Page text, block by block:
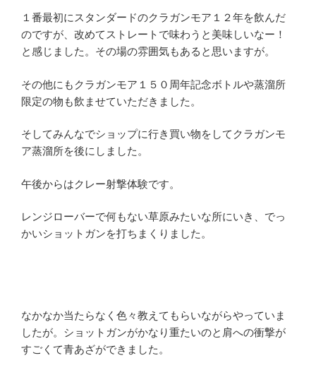
１番最初にスタンダードのクラガンモア１２年を飲んだ
のですが、改めてストレートで味わうと美味しいなー！
と感じました。その場の雰囲気もあると思いますが。
その他にもクラガンモア１５０周年記念ボトルや蒸溜所
限定の物も飲ませていただきました。
そしてみんなでショップに行き買い物をしてクラガンモ
ア蒸溜所を後にしました。
午後からはクレー射撃体験です。
レンジローバーで何もない草原みたいな所にいき、でっ
かいショットガンを打ちまくりました。
なかなか当たらなく色々教えてもらいながらやっていま
したが。ショットガンがかなり重たいのと肩への衝撃が
すごくて青あざができました。